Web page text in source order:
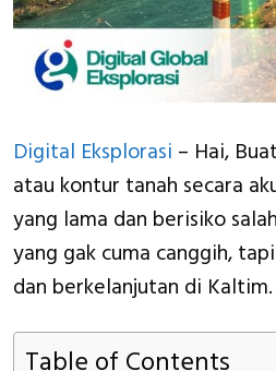
Digital Eksplorasi – Hai,
atau kontur tanah secara
yang lama dan berisiko
yang gak cuma canggih,
dan berkelanjutan di Kaltim.
Table of Contents